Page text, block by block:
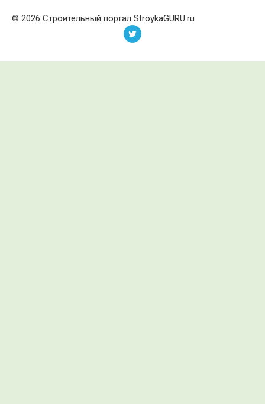
© 2026 Строительный портал StroykaGURU.ru